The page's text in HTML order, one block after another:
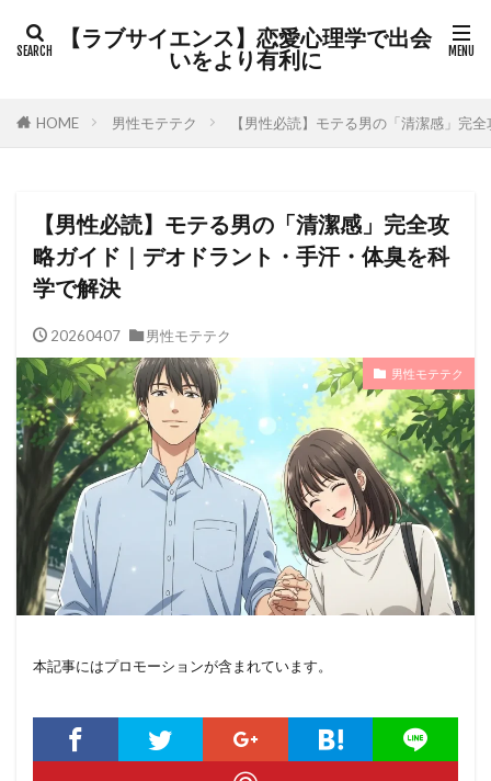
【ラブサイエンス】恋愛心理学で出会
いをより有利に
HOME 男性モテテク 【男性必読】モテる男の「清潔感」完
【男性必読】モテる男の「清潔感」完全攻
略ガイド｜デオドラント・手汗・体臭を科
学で解決
20260407 男性モテテク
男性モテテク
本記事にはプロモーションが含まれています。
カテゴリー
検索